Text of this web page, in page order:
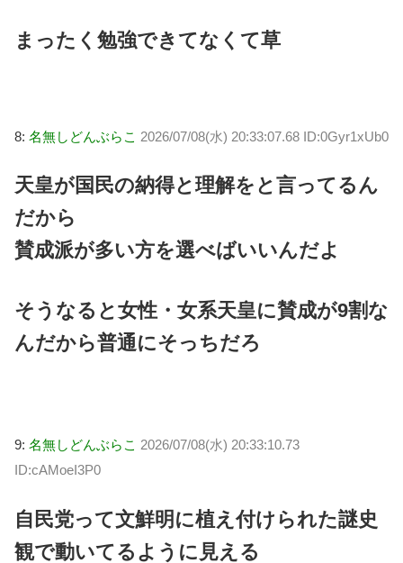
まったく勉強できてなくて草
8: 名無しどんぶらこ 2026/07/08(水) 20:33:07.68 ID:0Gyr1xUb0
天皇が国民の納得と理解をと言ってるん
だから
賛成派が多い方を選べばいいんだよ
そうなると女性・女系天皇に賛成が9割な
んだから普通にそっちだろ
9: 名無しどんぶらこ 2026/07/08(水) 20:33:10.73
ID:cAMoeI3P0
自民党って文鮮明に植え付けられた謎史
観で動いてるように見える